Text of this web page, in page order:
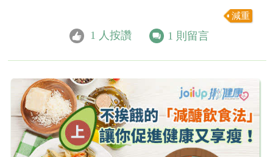
減重
1 人按讚 1 則留言